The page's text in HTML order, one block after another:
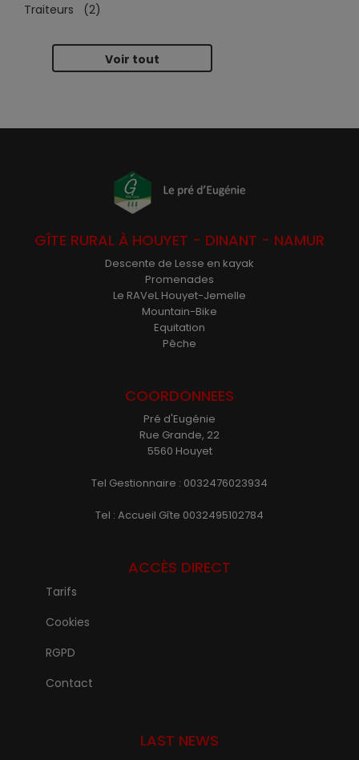
Traiteurs (2)
Voir tout
GÎTE RURAL À HOUYET - DINANT - NAMUR
Descente de Lesse en kayak
Promenades
Le RAVeL Houyet-Jemelle
Mountain-Bike
Equitation
Pêche
COORDONNEES
Pré d'Eugénie
Rue Grande, 22
5560 Houyet
Tel Gestionnaire : 0032476023934
Tel : Accueil Gîte 0032495102784
ACCÈS DIRECT
Tarifs
Cookies
RGPD
Contact
LAST NEWS